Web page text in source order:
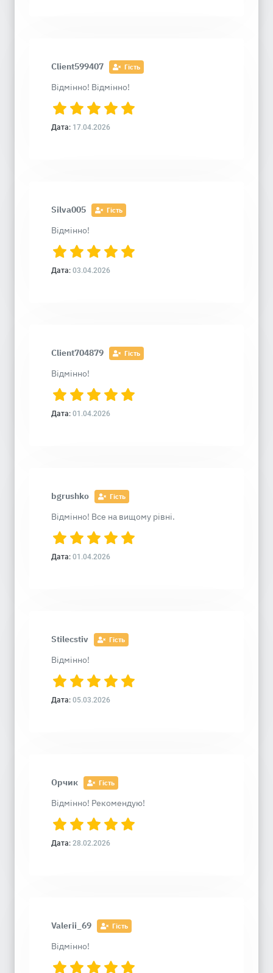
Client599407 Гість
Відмінно! Відмінно!
Дата: 17.04.2026
Silva005 Гість
Відмінно!
Дата: 03.04.2026
Client704879 Гість
Відмінно!
Дата: 01.04.2026
bgrushko Гість
Відмінно! Все на вищому рівні.
Дата: 01.04.2026
Stilecstiv Гість
Відмінно!
Дата: 05.03.2026
Орчик Гість
Відмінно! Рекомендую!
Дата: 28.02.2026
Valerii_69 Гість
Відмінно!